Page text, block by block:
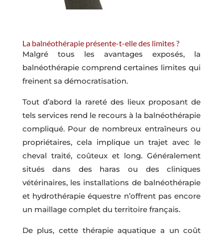
La balnéothérapie présente-t-elle des limites ?
Malgré tous les avantages exposés, la
balnéothérapie comprend certaines limites qui
freinent sa démocratisation.
Tout d’abord la rareté des lieux proposant de
tels services rend le recours à la balnéothérapie
compliqué. Pour de nombreux entraîneurs ou
propriétaires, cela implique un trajet avec le
cheval traité, coûteux et long. Généralement
situés dans des haras ou des cliniques
vétérinaires, les installations de balnéothérapie
et hydrothérapie équestre n’offrent pas encore
un maillage complet du territoire français.
De plus, cette thérapie aquatique a un coût